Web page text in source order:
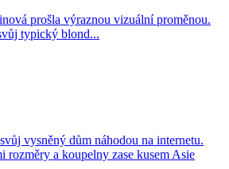
prošla výraznou vizuální proměnou.
typický blond...
vysněný dům náhodou na internetu.
rozměry a koupelny zase kusem Asie